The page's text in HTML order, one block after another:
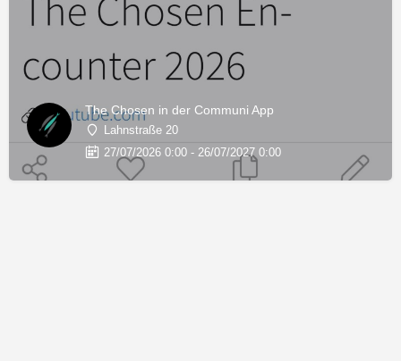
The Chosen in der Communi App
Lahnstraße 20
27/07/2026 0:00 - 26/07/2027 0:00